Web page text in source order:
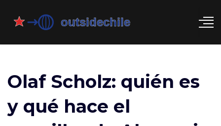
Olaf Scholz: quién es
y qué hace el